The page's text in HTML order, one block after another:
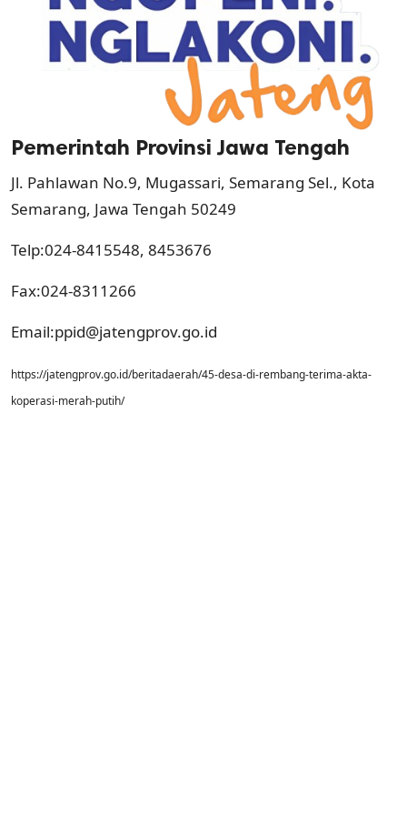
Pemerintah Provinsi Jawa Tengah
Jl. Pahlawan No.9, Mugassari, Semarang Sel., Kota
Semarang, Jawa Tengah 50249
Telp:024-8415548, 8453676
Fax:024-8311266
Email:ppid@jatengprov.go.id
https://jatengprov.go.id/beritadaerah/45-desa-di-rembang-terima-akta-
koperasi-merah-putih/